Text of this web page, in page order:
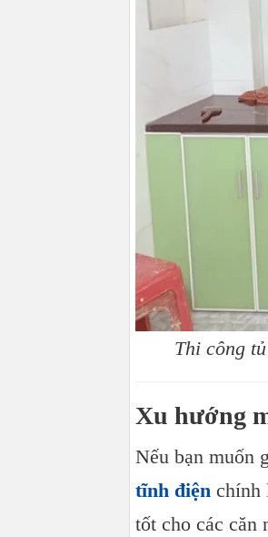
Thi công
Xu hướng
Nếu bạn muốn
tĩnh điện chính
tốt cho các căn